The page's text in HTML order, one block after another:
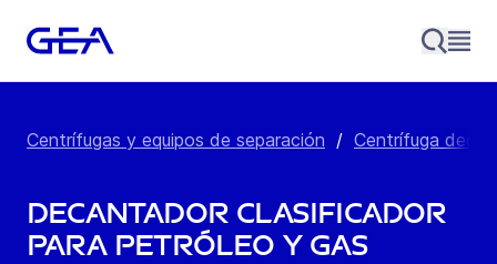
Centrífugas y equipos de separación / Centrífuga
Decantador clasificador
para petróleo y gas